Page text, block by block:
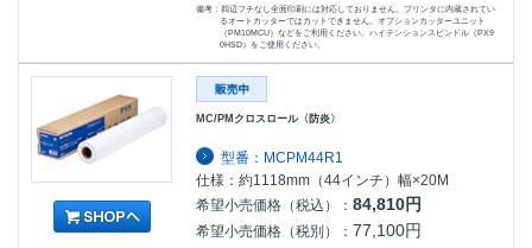
備考：四辺フチなし全面印刷には対応しておりません。プリンタに内蔵されてい
るオートカッターではカットできません。オプションカッターユニット
（PM10MCU）などをご利用ください。ハイテンションスピンドル（PX9
0HSD）をご使用ください。
MC/PMクロスロール〈防炎〉
型番：MCPM44R1
仕様：約1118mm（44インチ）幅×20M
希望小売価格（税込）：84,810円
希望小売価格（税別）：77,100円